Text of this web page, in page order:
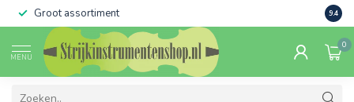
Groot assortiment 9.4
MENU
0